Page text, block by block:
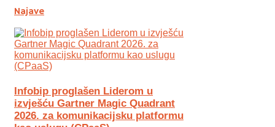
Najave
Infobip proglašen Liderom u
izvješću Gartner Magic Quadrant
2026. za komunikacijsku platformu